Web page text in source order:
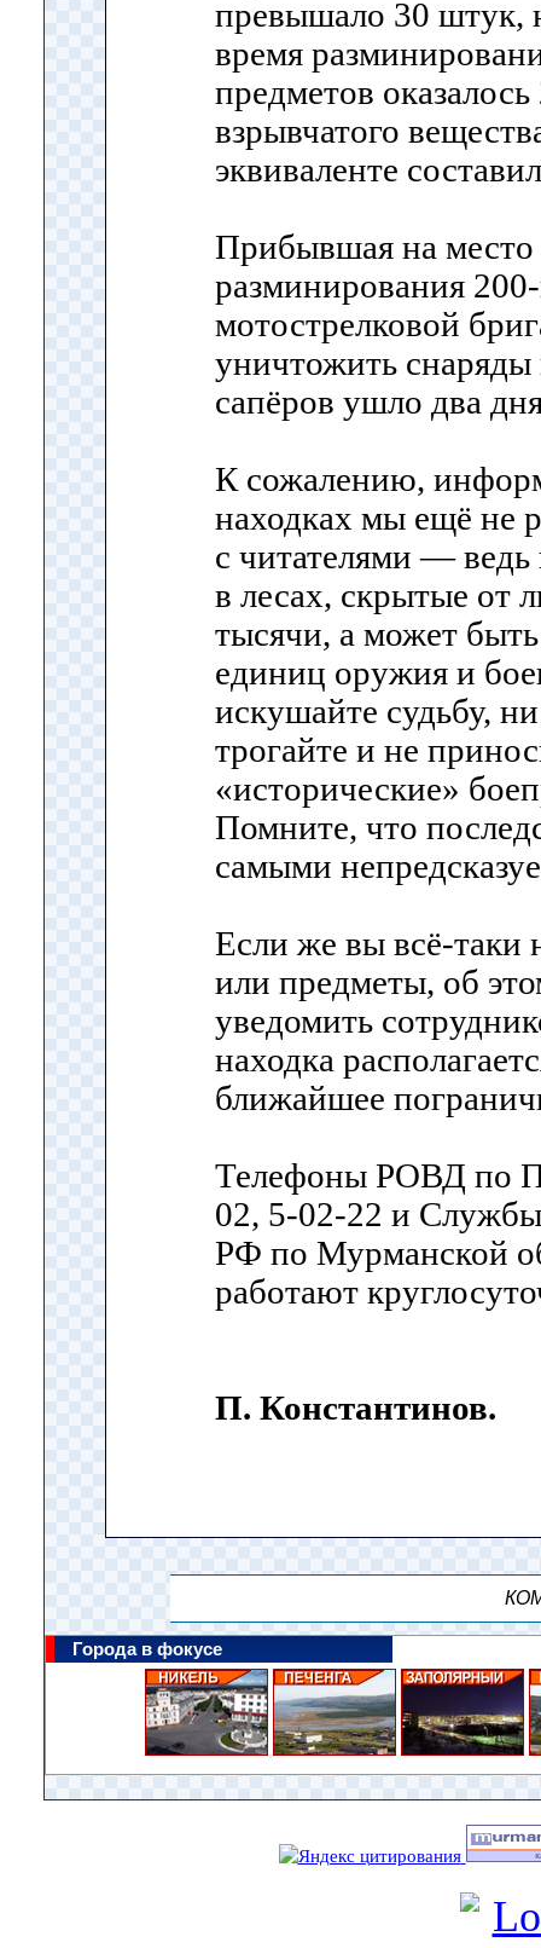
превышало 30 штук,
время
предметов
взрывчатого
эквиваленте
Прибывшая на место
разминирования
мотострелковой
уничтожить снаряды
сапёров ушло два
К сожалению,
находках мы ещё не
с читателями —
в лесах, скрытые от
тысячи, а может
единиц оружия и
искушайте судьбу,
трогайте и не
«исторические»
Помните, что
самыми
Если же вы всё-таки
или предметы, об
уведомить
находка
ближайшее
Телефоны РОВД по
02, 5-02-22 и
РФ по Мурманской
работают
П. Константинов.
Города в фокусе